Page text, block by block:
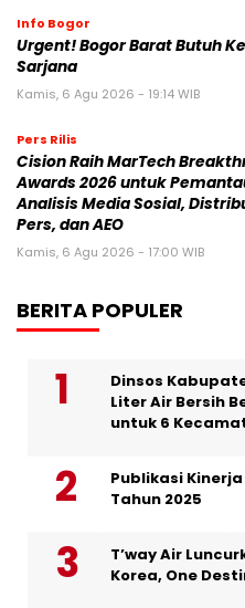
Info Bogor
Urgent! Bogor Barat Butuh
Sarjana
Kamis, 6 Agu 2026 - 19:14 WIB
Pers Rilis
Cision Raih MarTech
Awards 2026 untuk
Analisis Media Sosial,
Pers, dan AEO
Kamis, 6 Agu 2026 - 17:00 WIB
BERITA POPULER
Dinsos
Liter Air Bersih
untuk 6
Publikasi
Tahun 2025
T’way Air
Korea, One